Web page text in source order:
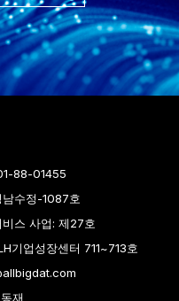
88-01455
수정-1087호
스 사업: 제27호
기업성장센터 711~713호
재